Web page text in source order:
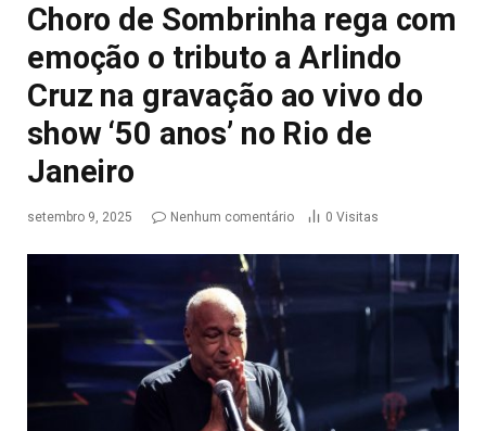
Choro de Sombrinha rega com
emoção o tributo a Arlindo
Cruz na gravação ao vivo do
show ‘50 anos’ no Rio de
Janeiro
setembro 9, 2025 Nenhum comentário 0 Visitas